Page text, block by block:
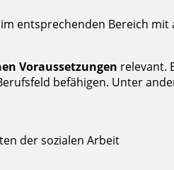
entsprechenden Bereich
Voraussetzungen relevant.
befähigen. Unter
der sozialen Arbeit